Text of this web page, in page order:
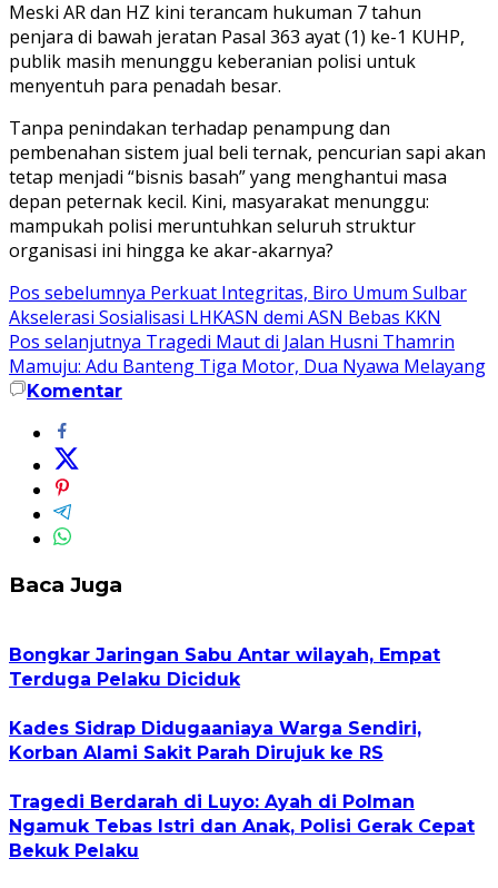
Meski AR dan HZ kini terancam hukuman 7 tahun
penjara di bawah jeratan Pasal 363 ayat (1) ke-1 KUHP,
publik masih menunggu keberanian polisi untuk
menyentuh para penadah besar.
Tanpa penindakan terhadap penampung dan
pembenahan sistem jual beli ternak, pencurian sapi akan
tetap menjadi “bisnis basah” yang menghantui masa
depan peternak kecil. Kini, masyarakat menunggu:
mampukah polisi meruntuhkan seluruh struktur
organisasi ini hingga ke akar-akarnya?
Navigasi
pos
Pos sebelumnya Perkuat Integritas, Biro Umum Sulbar
Akselerasi Sosialisasi LHKASN demi ASN Bebas KKN
Pos selanjutnya Tragedi Maut di Jalan Husni Thamrin
Mamuju: Adu Banteng Tiga Motor, Dua Nyawa Melayang
Komentar
Baca Juga
Bongkar Jaringan Sabu Antar wilayah, Empat
Terduga Pelaku Diciduk
Kades Sidrap Didugaaniaya Warga Sendiri,
Korban Alami Sakit Parah Dirujuk ke RS
Tragedi Berdarah di Luyo: Ayah di Polman
Ngamuk Tebas Istri dan Anak, Polisi Gerak Cepat
Bekuk Pelaku